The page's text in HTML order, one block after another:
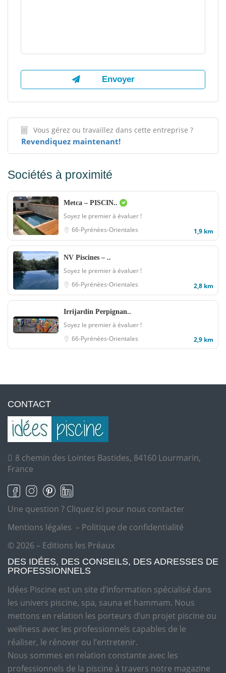
Vous gérez ou travaillez dans cette entreprise ?
Revendiquez maintenant!
Sociétés à proximité
Metca – PISCIN..
Soyez le premier à évaluer !
66-Pyrénées-Orientales
1,9 km
NV Piscines – ..
Soyez le premier à évaluer !
66-Pyrénées-Orientales
2,8 km
Irrijardin Perpignan..
Soyez le premier à évaluer !
66-Pyrénées-Orientales
2,9 km
CONTACT
8 chemin des Lointes Bastides, 84160 Lourmarin,
France
Une question ? Cliquez ici pour nous contacter
Mentions légales – Politique de confidentialité
© 2026 – Editions les Préaux
DES IDÉES, DES CONSEILS, DES ADRESSES DE
PROFESSIONNELS
Idées Piscine est un site d’information spécialisé dans
les univers piscine, spa, sauna et hammam. Nous
mettons en relation les porteurs d’un projet piscine ou
wellness avec les professionnels capables de le
réaliser, le rénover ou l’entretenir.
Nous sommes en relation constante avec les
professionnels de la piscine à travers notre magazine